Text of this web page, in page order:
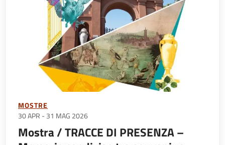
MOSTRE
30 APR - 31 MAG 2026
Mostra / TRACCE DI PRESENZA –